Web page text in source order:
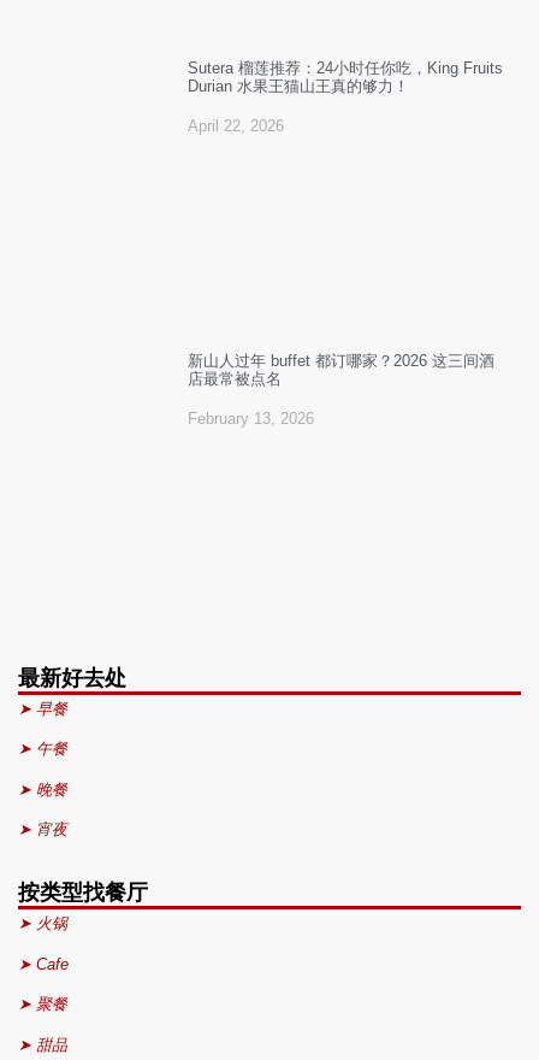
Sutera 榴莲推荐：24小时任你吃，King Fruits
Durian 水果王猫山王真的够力！
April 22, 2026
新山人过年 buffet 都订哪家？2026 这三间酒
店最常被点名
February 13, 2026
最新好去处
➤ 早餐
➤ 午餐
➤ 晚餐
➤ 宵夜
按类型找餐厅
➤ 火锅
➤ Cafe
➤ 聚餐
➤ 甜品